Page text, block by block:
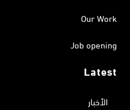
Our Work
Job opening
Latest
الأخبار